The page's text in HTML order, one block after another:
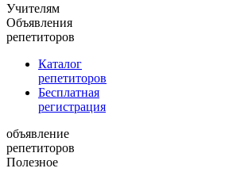
Учителям
Объявления
репетиторов
Каталог
репетиторов
Бесплатная
регистрация
объявление
репетиторов
Полезное